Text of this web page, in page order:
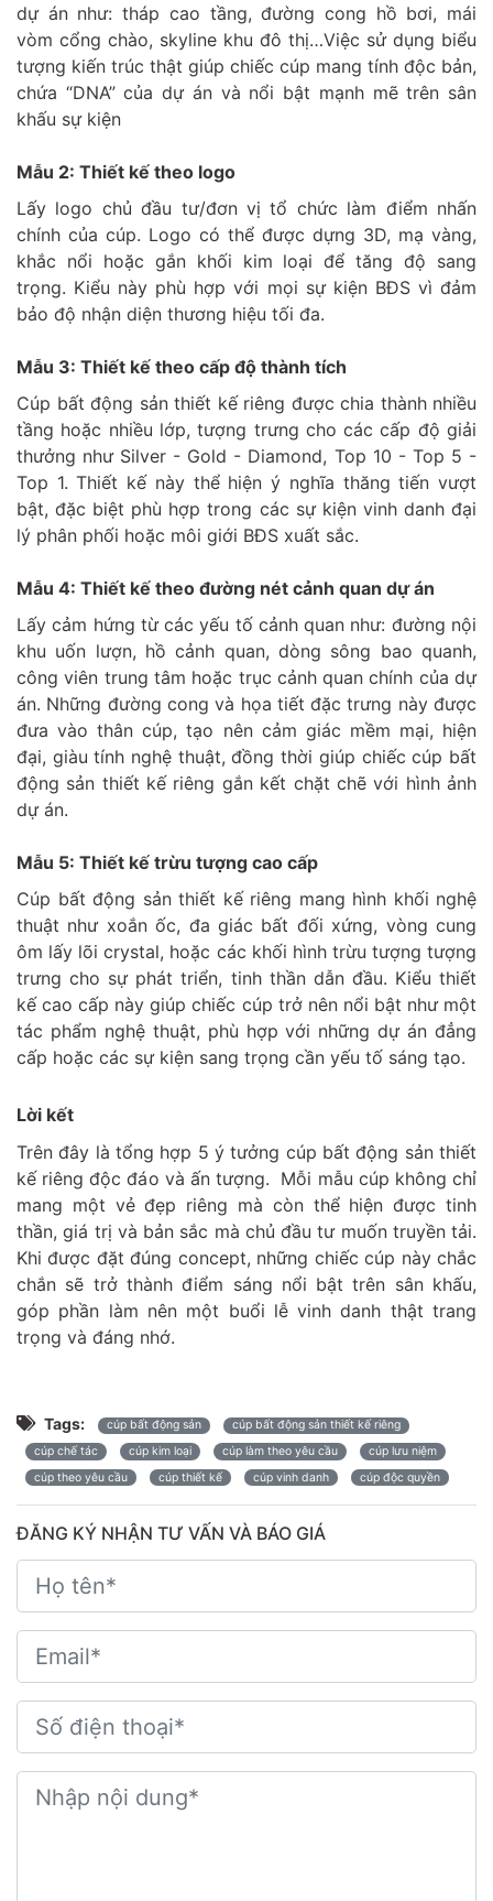
dự án như: tháp cao tầng, đường cong hồ bơi, mái
vòm cổng chào, skyline khu đô thị…Việc sử dụng biểu
tượng kiến trúc thật giúp chiếc cúp mang tính độc bản,
chứa “DNA” của dự án và nổi bật mạnh mẽ trên sân
khấu sự kiện
Mẫu 2: Thiết kế theo logo
Lấy logo chủ đầu tư/đơn vị tổ chức làm điểm nhấn
chính của cúp. Logo có thể được dựng 3D, mạ vàng,
khắc nổi hoặc gắn khối kim loại để tăng độ sang
trọng. Kiểu này phù hợp với mọi sự kiện BĐS vì đảm
bảo độ nhận diện thương hiệu tối đa.
Mẫu 3: Thiết kế theo cấp độ thành tích
Cúp bất động sản thiết kế riêng được chia thành nhiều
tầng hoặc nhiều lớp, tượng trưng cho các cấp độ giải
thưởng như Silver - Gold - Diamond, Top 10 - Top 5 -
Top 1. Thiết kế này thể hiện ý nghĩa thăng tiến vượt
bật, đặc biệt phù hợp trong các sự kiện vinh danh đại
lý phân phối hoặc môi giới BĐS xuất sắc.
Mẫu 4: Thiết kế theo đường nét cảnh quan dự án
Lấy cảm hứng từ các yếu tố cảnh quan như: đường nội
khu uốn lượn, hồ cảnh quan, dòng sông bao quanh,
công viên trung tâm hoặc trục cảnh quan chính của dự
án. Những đường cong và họa tiết đặc trưng này được
đưa vào thân cúp, tạo nên cảm giác mềm mại, hiện
đại, giàu tính nghệ thuật, đồng thời giúp chiếc cúp bất
động sản thiết kế riêng gắn kết chặt chẽ với hình ảnh
dự án.
Mẫu 5: Thiết kế trừu tượng cao cấp
Cúp bất động sản thiết kế riêng mang hình khối nghệ
thuật như xoắn ốc, đa giác bất đối xứng, vòng cung
ôm lấy lõi crystal, hoặc các khối hình trừu tượng tượng
trưng cho sự phát triển, tinh thần dẫn đầu. Kiểu thiết
kế cao cấp này giúp chiếc cúp trở nên nổi bật như một
tác phẩm nghệ thuật, phù hợp với những dự án đẳng
cấp hoặc các sự kiện sang trọng cần yếu tố sáng tạo.
Lời kết
Trên đây là tổng hợp 5 ý tưởng cúp bất động sản thiết
kế riêng độc đáo và ấn tượng. Mỗi mẫu cúp không chỉ
mang một vẻ đẹp riêng mà còn thể hiện được tinh
thần, giá trị và bản sắc mà chủ đầu tư muốn truyền tải.
Khi được đặt đúng concept, những chiếc cúp này chắc
chắn sẽ trở thành điểm sáng nổi bật trên sân khấu,
góp phần làm nên một buổi lễ vinh danh thật trang
trọng và đáng nhớ.
Tags: cúp bất động sản
cúp bất động sản thiết kế riêng
cúp chế tác
cúp kim loại cúp làm theo yêu cầu
cúp lưu niệm
cúp theo yêu cầu
cúp thiết kế cúp vinh danh cúp độc quyền
ĐĂNG KÝ NHẬN TƯ VẤN VÀ BÁO GIÁ